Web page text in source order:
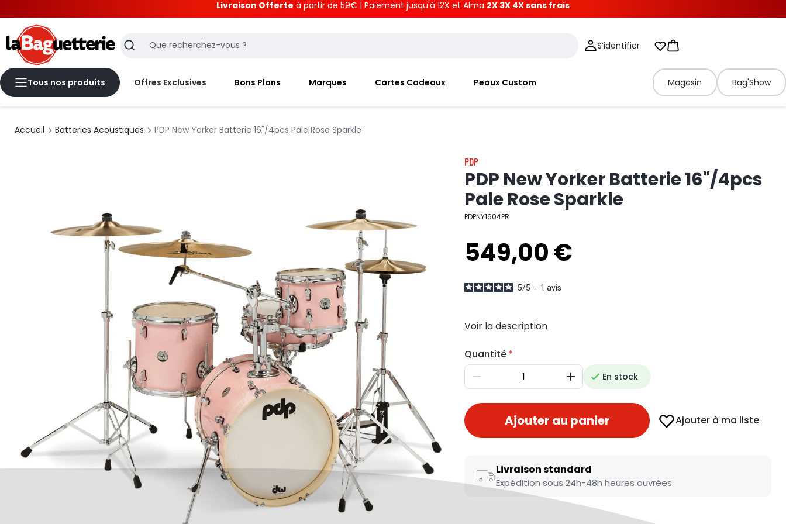
Livraison Offerte à partir de 59€ | Paiement jusqu'à 12X et Alma 2X 3X 4X sans frais
Recherche S’identifier Mes listes d'envies
Panier
Tous nos produits Offres Exclusives Bons Plans Marques Cartes Cadeaux Peaux Custom Magasin Bag'Show
Accueil Batteries Acoustiques PDP New Yorker Batterie 16"/4pcs Pale Rose Sparkle
PDP
PDP New Yorker Batterie 16"/4pcs
Pale Rose Sparkle
PDPNY1604PR
549,00 €
5/5 - 1avis
Voir la description
Quantité
Diminuer AugmenterEn stock
Ajouter au panier Ajouter à ma liste
Livraison standard
Expédition sous 24h-48h heures ouvrées